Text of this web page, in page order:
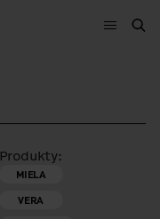
Menu
Produkty:
MIELA
VERA